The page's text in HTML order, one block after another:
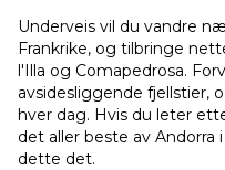
Underveis vil du vandre
Frankrike, og tilbringe
l'Illa og Comapedrosa.
avsidesliggende fjellstier,
hver dag. Hvis du leter
det aller beste av
dette det.